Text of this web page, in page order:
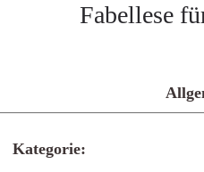
Fabellese
Kategorie: